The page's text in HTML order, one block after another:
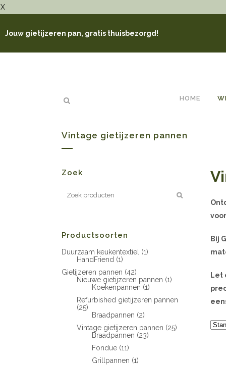
X
Jouw gietijzeren pan, gratis thuisbezorgd!
HOME
Vintage gietijzeren pannen
Zoek
Productsoorten
Duurzaam keukentextiel (1)
HandFriend (1)
Gietijzeren pannen (42)
Nieuwe gietijzeren pannen (1)
Koekenpannen (1)
Refurbished gietijzeren pannen
(25)
Braadpannen (2)
Vintage gietijzeren pannen (25)
Braadpannen (23)
Fondue (11)
Grillpannen (1)
Bij
Let